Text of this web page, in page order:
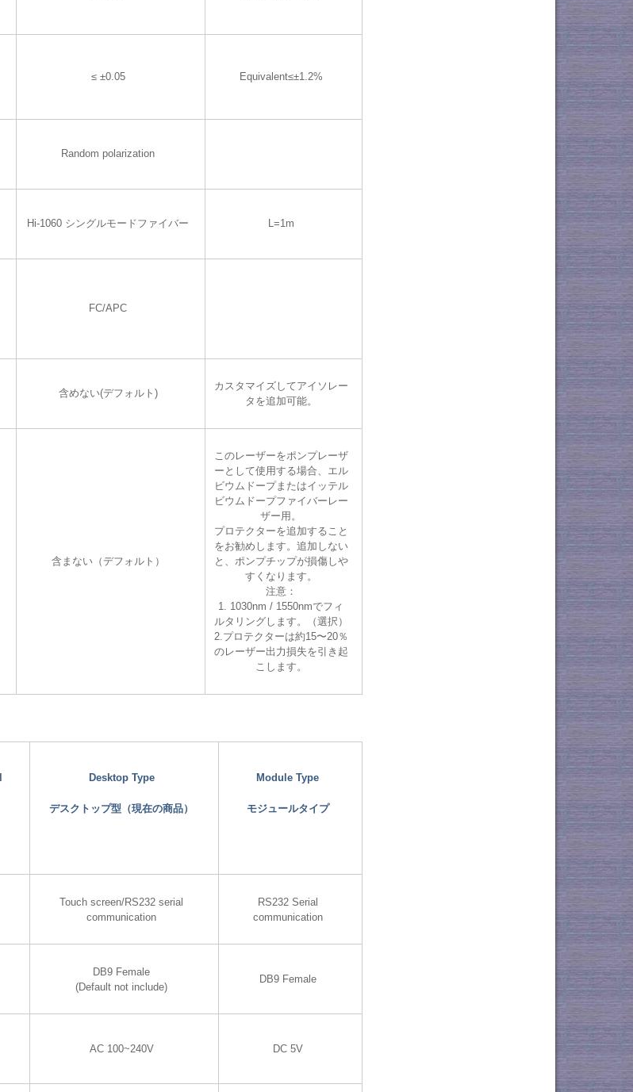
≤ ±0.05 Equivalent≤±1.2%
Random polarization
Hi-1060 シングルモードファイバー L=1m
FC/APC
含めない(デフォルト)
カスタマイズしてアイソレー
タを追加可能。
含まない（デフォルト）
このレーザーをポンプレーザ
ーとして使用する場合、エル
ビウムドープまたはイッテル
ビウムドープファイバーレー
ザー用。
プロテクターを追加すること
をお勧めします。追加しない
と、ポンプチップが損傷しや
すくなります。
注意：
1. 1030nm / 1550nmでフィ
ルタリングします。（選択）
2.プロテクターは約15〜20％
のレーザー出力損失を引き起
こします。
Desktop Type
デスクトップ型（現在の商品）
Module Type
モジュールタイプ
Touch screen/RS232 serial
communication
RS232 Serial
communication
DB9 Female
(Default not include)
DB9 Female
AC 100~240V DC 5V